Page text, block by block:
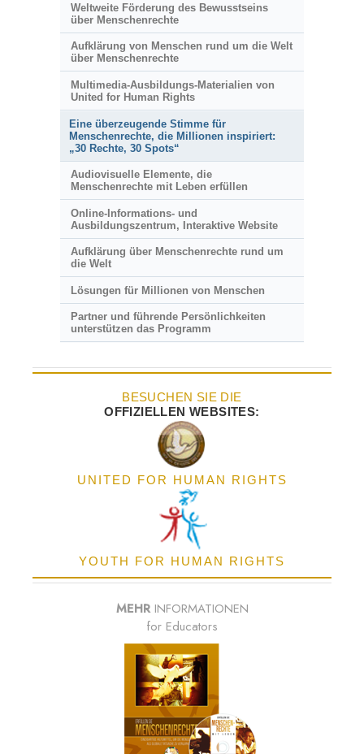
Weltweite Förderung des Bewusstseins
über Menschenrechte
Aufklärung von Menschen rund um die Welt
über Menschenrechte
Multimedia-Ausbildungs-Materialien von
United for Human Rights
Eine überzeugende Stimme für
Menschenrechte, die Millionen inspiriert:
„30 Rechte, 30 Spots“
Audiovisuelle Elemente, die
Menschenrechte mit Leben erfüllen
Online-Informations- und
Ausbildungszentrum, Interaktive Website
Aufklärung über Menschenrechte rund um
die Welt
Lösungen für Millionen von Menschen
Partner und führende Persönlichkeiten
unterstützen das Programm
BESUCHEN SIE DIE
OFFIZIELLEN WEBSITES:
UNITED FOR HUMAN RIGHTS
YOUTH FOR HUMAN RIGHTS
MEHR INFORMATIONEN
for Educators